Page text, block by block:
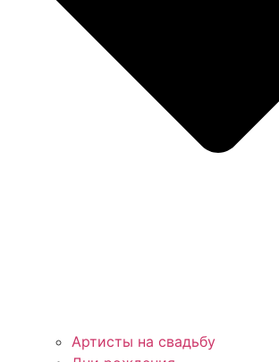
Артисты на свадьбу